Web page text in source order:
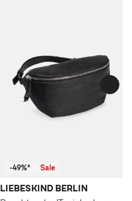
-49%* Sale
LIEBESKIND BERLIN